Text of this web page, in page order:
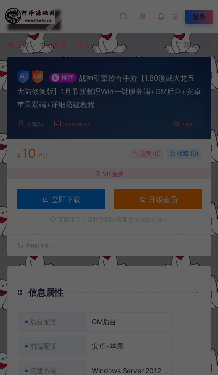
登录
首页 手游资源 正文 我要投稿
# 推荐
战神引擎传奇手游【1.80漫威火龙五
大陆修复版】1月最新整理Win一键服务端+GM后台+安卓
苹果双端+详细搭建教程
冷雨泽ღ 2023-01-02 2,113
¥ 10 星钻 点赞 (0) 收藏 (0)
VIP免费
立即下载 升级会员
增值服务：
信息属性
后台配置 GM后台
前端配置 安卓+苹果
搭建系统 Windows Server 2012